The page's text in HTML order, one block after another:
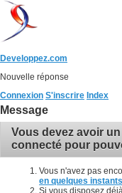
Developpez.com
Nouvelle réponse
Connexion S'inscrire Index
Message
Vous devez avoir
connecté pour
Vous n'avez pas
en quelques instants
Si vous disposez